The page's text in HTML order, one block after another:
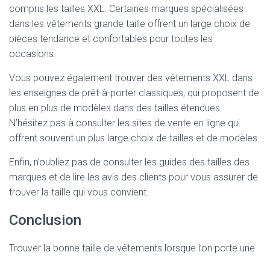
compris les tailles XXL. Certaines marques spécialisées
dans les vêtements grande taille offrent un large choix de
pièces tendance et confortables pour toutes les
occasions.
Vous pouvez également trouver des vêtements XXL dans
les enseignes de prêt-à-porter classiques, qui proposent de
plus en plus de modèles dans des tailles étendues.
N’hésitez pas à consulter les sites de vente en ligne qui
offrent souvent un plus large choix de tailles et de modèles.
Enfin, n’oubliez pas de consulter les guides des tailles des
marques et de lire les avis des clients pour vous assurer de
trouver la taille qui vous convient.
Conclusion
Trouver la bonne taille de vêtements lorsque l’on porte une